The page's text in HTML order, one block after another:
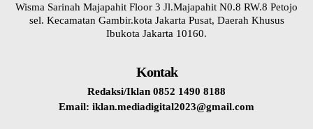
Wisma Sarinah Majapahit Floor 3 Jl.Majapahit N0.8 RW.8 Petojo
sel. Kecamatan Gambir.kota Jakarta Pusat, Daerah Khusus
Ibukota Jakarta 10160.
Kontak
Redaksi/Iklan 0852 1490 8188
Email: iklan.mediadigital2023@gmail.com